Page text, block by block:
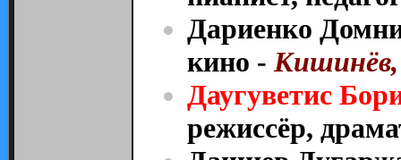
Дариенко
кино -
Даугуветис
режиссёр,